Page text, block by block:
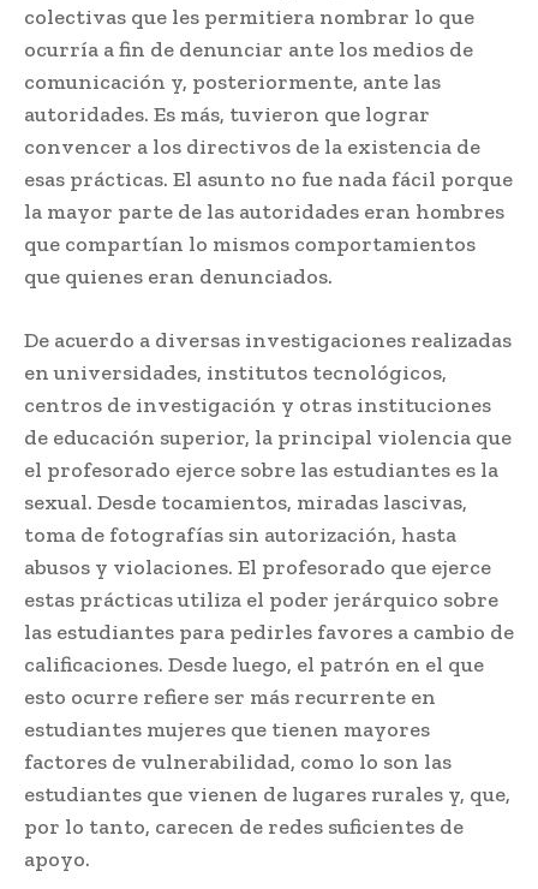
colectivas que les permitiera nombrar lo que
ocurría a fin de denunciar ante los medios de
comunicación y, posteriormente, ante las
autoridades. Es más, tuvieron que lograr
convencer a los directivos de la existencia de
esas prácticas. El asunto no fue nada fácil porque
la mayor parte de las autoridades eran hombres
que compartían lo mismos comportamientos
que quienes eran denunciados.
De acuerdo a diversas investigaciones realizadas
en universidades, institutos tecnológicos,
centros de investigación y otras instituciones
de educación superior, la principal violencia que
el profesorado ejerce sobre las estudiantes es la
sexual. Desde tocamientos, miradas lascivas,
toma de fotografías sin autorización, hasta
abusos y violaciones. El profesorado que ejerce
estas prácticas utiliza el poder jerárquico sobre
las estudiantes para pedirles favores a cambio de
calificaciones. Desde luego, el patrón en el que
esto ocurre refiere ser más recurrente en
estudiantes mujeres que tienen mayores
factores de vulnerabilidad, como lo son las
estudiantes que vienen de lugares rurales y, que,
por lo tanto, carecen de redes suficientes de
apoyo.